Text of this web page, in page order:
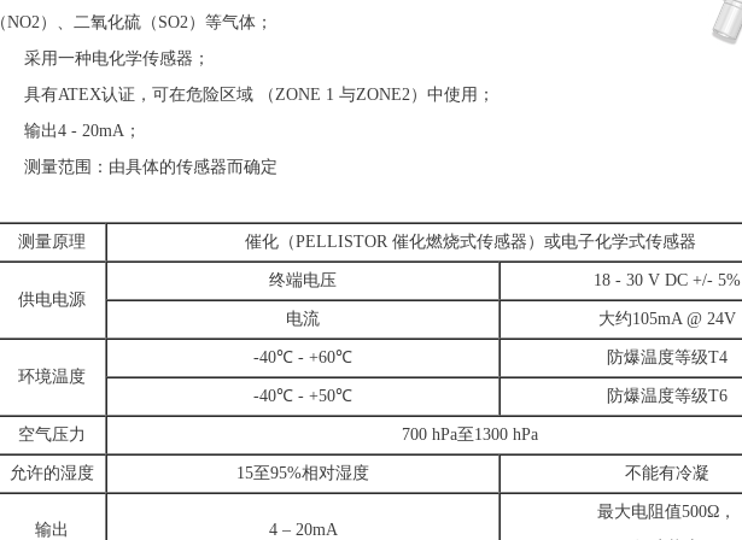
NO2）、二氧化硫（SO2）等气体；
用一种电化学传感器；
有ATEX认证，可在危险区域 （ZONE 1 与ZONE2）中使用；
出4 - 20mA；
量范围：由具体的传感器而确定
测量原理 催化（PELLISTOR 催化燃烧式传感器）或电子化学式传感器
供电电源
终端电压 18 - 30 V DC +/- 5%
电流 大约105mA @ 24V
环境温度
-40℃ - +60℃ 防爆温度等级T4
-40℃ - +50℃ 防爆温度等级T6
空气压力 700 hPa至1300 hPa
允许的湿度 15至95%相对湿度 不能有冷凝
输出 4 – 20mA
最大电阻值500Ω，